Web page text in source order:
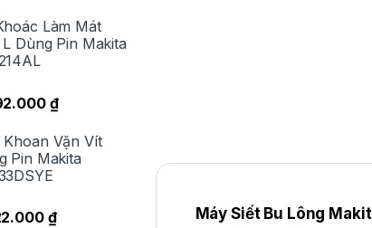
Máy Siết Bu Lông
Làm Mát
L Dùng Pin Makita
₫
Khoan Vặn Vít
Pin Makita
₫